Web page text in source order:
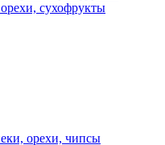
сухофрукты